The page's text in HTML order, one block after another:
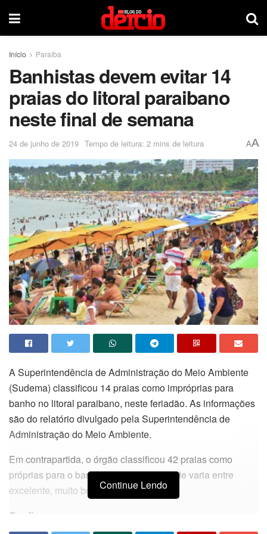
Início Paraíba
Banhistas devem evitar 14
praias do litoral paraibano
neste final de semana
24 de junho de 2019 Tempo de leitura: 2 mins de leitura AA
A Superintendência de Administração do Meio Ambiente
(Sudema) classificou 14 praias como impróprias para
banho no litoral paraibano, neste feriadão. As informações
são do relatório divulgado pela Superintendência de
Administração do Meio Ambiente.
Em contrapartida, o órgão classificou 42 praias como
próprias para o banho. Nelas, a qualidade varia entre
excelente, muito boa e satisfatória.
Confira:
Continue Lendo